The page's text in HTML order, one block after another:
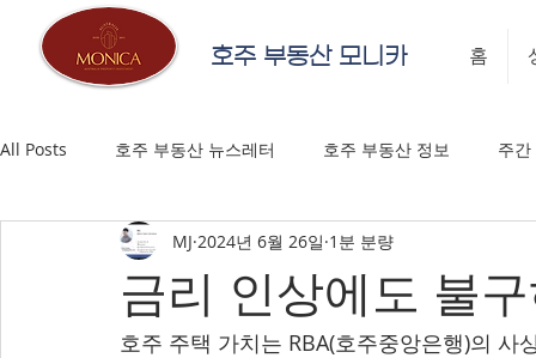
호주 부동산 모니카 홈
All Posts 호주 부동산 뉴스레터 호주 부동산 정보 주
금리 인상에도 불
MJ 2024년 6월 26일 1분 분량
호주 주택 가치는 RBA(호주중앙은행)의